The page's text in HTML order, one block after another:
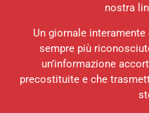
nostra
Un giornale
sempre più
un’informazione
precostituite e che